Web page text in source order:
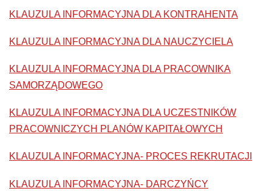
KLAUZULA INFORMACYJNA DLA KONTRAHENTA
KLAUZULA INFORMACYJNA DLA NAUCZYCIELA
KLAUZULA INFORMACYJNA DLA PRACOWNIKA
SAMORZĄDOWEGO
KLAUZULA INFORMACYJNA DLA UCZESTNIKÓW
PRACOWNICZYCH PLANÓW KAPITAŁOWYCH
KLAUZULA INFORMACYJNA- PROCES REKRUTACJI
KLAUZULA INFORMACYJNA- DARCZYŃCY